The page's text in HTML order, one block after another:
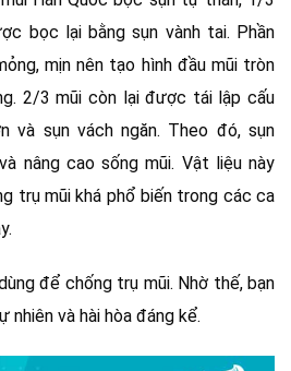
bọc lại bằng sụn vành tai. Phần
mịn nên tạo hình đầu mũi tròn
2/3 mũi còn lại được tái lập cấu
và sụn vách ngăn. Theo đó, sụn
nâng cao sống mũi. Vật liệu này
trụ mũi khá phổ biến trong các ca
để chống trụ mũi. Nhờ thế, bạn
nhiên và hài hòa đáng kể.